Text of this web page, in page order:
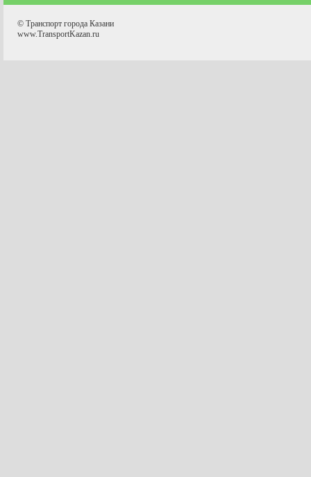
© Транспорт города Казани
www.TransportKazan.ru